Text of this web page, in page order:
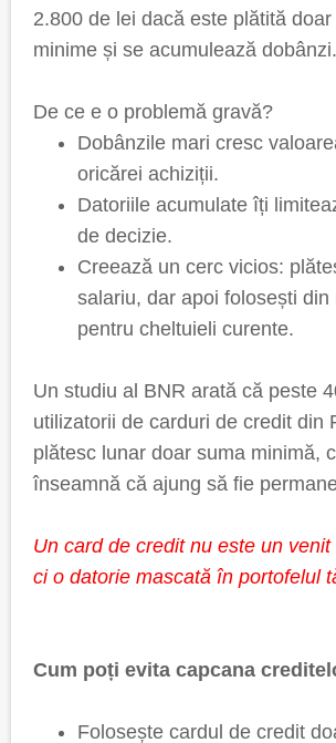
2.800 de lei dacă este plătită
minime și se acumulează dobânzi.
De ce e o problemă gravă?
Dobânzile mari cresc
oricărei achiziții.
Datoriile acumulate îți
de decizie.
Creează un cerc vicios:
salariu, dar apoi folosești din
pentru cheltuieli curente.
Un studiu al BNR arată că peste
utilizatorii de carduri de credit din
plătesc lunar doar suma minimă,
înseamnă că ajung să fie
Un card de credit nu este un venit
ci o datorie mascată în portofelul
Cum poți evita capcana
Folosește cardul de credit